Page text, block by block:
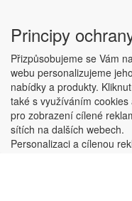
Copyright ©
Principy
Přizpůsobujeme se Vám
webu personalizujeme
nabídky a produkty.
také s využíváním
pro zobrazení cílené
sítích na dalších webech.
Personalizaci a cílenou